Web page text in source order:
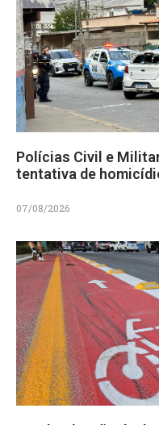
Polícias Civil e
tentativa de
07/08/2026